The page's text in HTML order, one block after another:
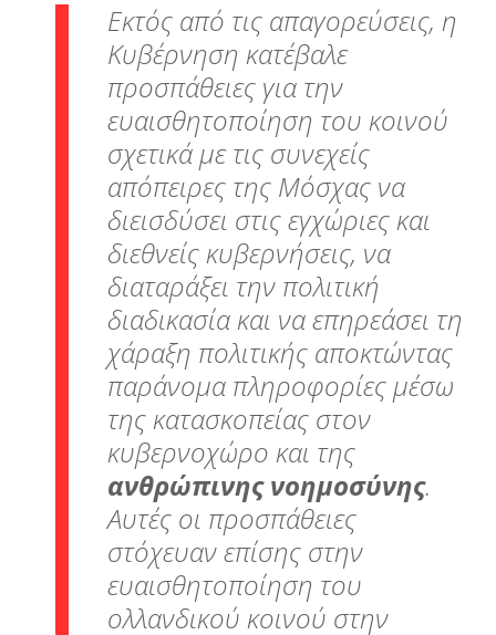
Εκτός από τις απαγορεύσεις, η
Κυβέρνηση κατέβαλε
προσπάθειες για την
ευαισθητοποίηση του κοινού
σχετικά με τις συνεχείς
απόπειρες της Μόσχας να
διεισδύσει στις εγχώριες και
διεθνείς κυβερνήσεις, να
διαταράξει την πολιτική
διαδικασία και να επηρεάσει τη
χάραξη πολιτικής αποκτώντας
παράνομα πληροφορίες μέσω
της κατασκοπείας στον
κυβερνοχώρο και της
ανθρώπινης νοημοσύνης.
Αυτές οι προσπάθειες
στόχευαν επίσης στην
ευαισθητοποίηση του
ολλανδικού κοινού στην